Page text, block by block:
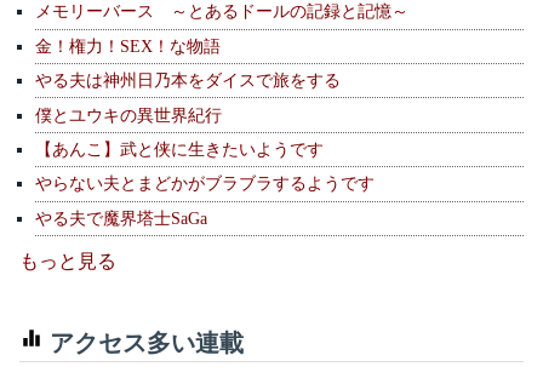
メモリーバース ～とあるドールの記録と記憶～
金！権力！SEX！な物語
やる夫は神州日乃本をダイスで旅をする
僕とユウキの異世界紀行
【あんこ】武と侠に生きたいようです
やらない夫とまどかがブラブラするようです
やる夫で魔界塔士SaGa
もっと見る
アクセス多い連載